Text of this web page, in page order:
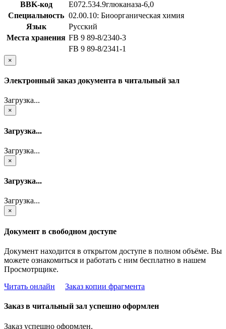
BBK-код
Е072.534.9глюканаза-6,0
Специальность 02.00.10: Биоорганическая химия
Язык
Русский
Места хранения FB 9 89-8/2340-3
FB 9 89-8/2341-1
×
Электронный заказ документа в читальный зал
Загрузка...
×
Загрузка...
Загрузка...
×
Загрузка...
Загрузка...
×
Документ в свободном доступе
Документ находится в открытом доступе в полном объёме. Вы
можете ознакомиться и работать с ним бесплатно в нашем
Просмотрщике.
Читать онлайн
Заказ копии фрагмента
Заказ в читальный зал успешно оформлен
Заказ успешно оформлен.